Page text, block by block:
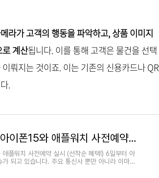
라가 고객의 행동을 파악하고, 상품 이미지
계산됩니다. 이를 통해 고객은 물건을 선택
뤄지는 것이죠. 이는 기존의 신용카드나 QR
.
이마트 에이스토어, 아이폰15와 애플워치 사전예약 실시 (선착순 혜택!)
플워치 사전예약 실시 (선착순 혜택!) 6일부터 아
되고 있습니다. 주요 통신사 뿐만 아니라 이마트